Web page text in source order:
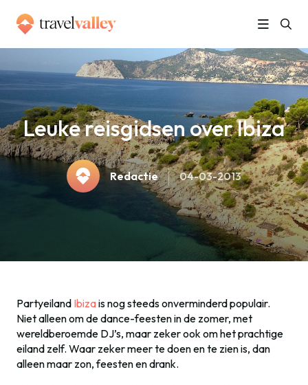
Home » Leuke reisgidsen over Ibiza
Leuke reisgidsen over Ibiza
Redactie 04-03-2013
Partyeiland Ibizais nog steeds onverminderd populair.
Niet alleen om de dance-feesten in de zomer, met
wereldberoemde DJ’s, maar zeker ook om het prachtige
eiland zelf. Waar zeker meer te doen en te zien is, dan
alleen maar zon, feesten en drank.